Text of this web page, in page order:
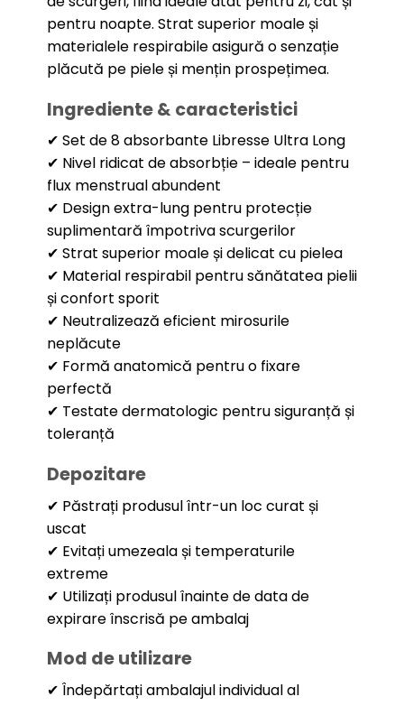
pentru noapte. Strat superior moale și
materialele respirabile asigură o senzație
plăcută pe piele și mențin prospețimea.
Ingrediente & caracteristici
✔ Set de 8 absorbante Libresse Ultra Long
✔ Nivel ridicat de absorbție – ideale pentru
flux menstrual abundent
✔ Design extra-lung pentru protecție
suplimentară împotriva scurgerilor
✔ Strat superior moale și delicat cu pielea
✔ Material respirabil pentru sănătatea pielii
și confort sporit
✔ Neutralizează eficient mirosurile
neplăcute
✔ Formă anatomică pentru o fixare
perfectă
✔ Testate dermatologic pentru siguranță și
toleranță
Depozitare
✔ Păstrați produsul într-un loc curat și
uscat
✔ Evitați umezeala și temperaturile
extreme
✔ Utilizați produsul înainte de data de
expirare înscrisă pe ambalaj
Mod de utilizare
✔ Îndepărtați ambalajul individual al